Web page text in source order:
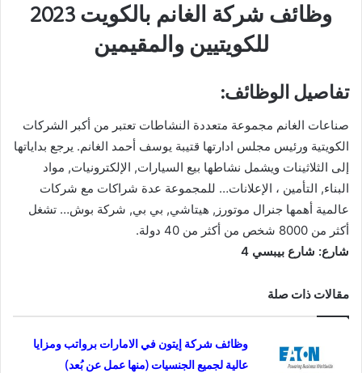
وظائف شركة الغانم بالكويت 2023
للكويتيين والمقيمين
تفاصيل الوظائف:
صناعات الغانم مجموعة متعددة النشاطات تعتبر من أكبر الشركات
الكويتية ورئيس مجلس ادارتها قتيبة يوسف أحمد الغانم. يرجع بداياتها
إلى الثلاثينات ويشمل نشاطها بيع السيارات, الإلكترونيات, مواد
البناء, التأمين ، الإعلانات… للمجموعة عدة شراكات مع شركات
عالمية أهمها جنرال موتورز, هيتاشي, بي بي, شركة بوش… تشغل
أكثر من 8000 شخص من أكثر من 40 دولة.
شارع: شارع بيبسي 4
مقالات ذات صلة
وظائف شركة إيتون في الامارات برواتب ومزايا
عالية لجميع الجنسيات (منها عمل عن بُعد)